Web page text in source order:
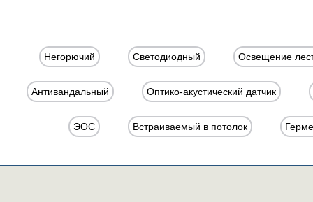
Негорючий Светодиодный Освещение
Антивандальный Оптико-акустический датчик
ЭОС Встраиваемый в потолок